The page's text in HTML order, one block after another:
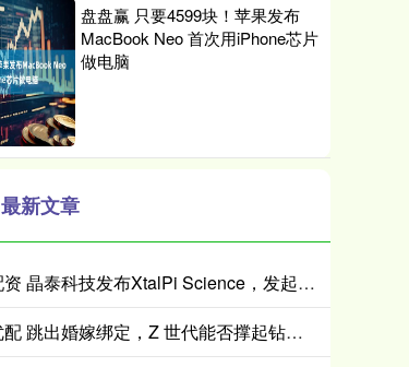
盘盘赢 只要4599块！苹果发布
MacBook Neo 首次用iPhone芯片
做电脑
最新文章
乐牛配资 晶泰科技发布XtalPi Science，发起“科学智能开放生态联盟”
嘉汇优配 跳出婚嫁绑定，Z 世代能否撑起钻石消费新增量？